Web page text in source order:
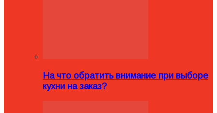
На что обратить внимание при выборе
кухни на заказ?